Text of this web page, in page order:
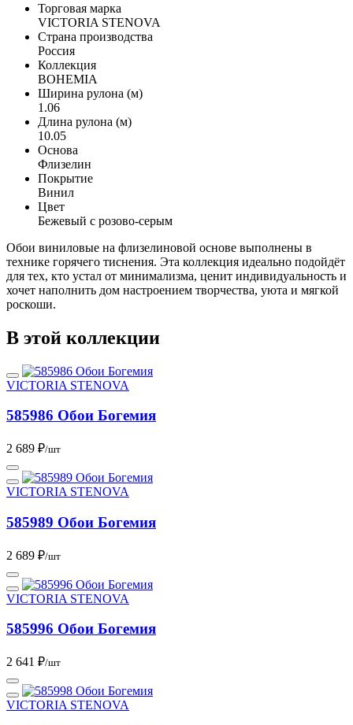
Торговая марка
VICTORIA STENOVA
Страна производства
Россия
Коллекция
BOHEMIA
Ширина рулона (м)
1.06
Длина рулона (м)
10.05
Основа
Флизелин
Покрытие
Винил
Цвет
Бежевый с розово-серым
Обои виниловые на флизелиновой основе выполнены в
технике горячего тиснения. Эта коллекция идеально подойдёт
для тех, кто устал от минимализма, ценит индивидуальность и
хочет наполнить дом настроением творчества, уюта и мягкой
роскоши.
В этой коллекции
VICTORIA STENOVA
585986 Обои Богемия
2 689 ₽/шт
VICTORIA STENOVA
585989 Обои Богемия
2 689 ₽/шт
VICTORIA STENOVA
585996 Обои Богемия
2 641 ₽/шт
VICTORIA STENOVA